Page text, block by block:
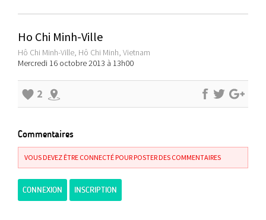
Ho Chi Minh-Ville
Hô Chi Minh-Ville, Hô Chi Minh, Vietnam
Mercredi 16 octobre 2013 à 13h00
2
Commentaires
VOUS DEVEZ ÊTRE CONNECTÉ POUR POSTER DES COMMENTAIRES
CONNEXION INSCRIPTION